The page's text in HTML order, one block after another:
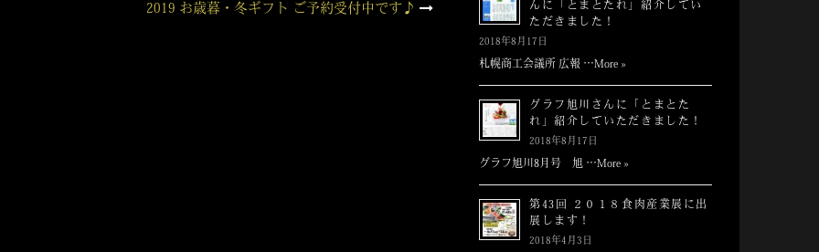
2019 お歳暮・冬ギフト ご予約受付中です♪
んに「とまとたれ」紹介してい
ただきました！
2018年8月17日
札幌商工会議所 広報 …More »
グラフ旭川さんに「とまとた
れ」紹介していただきました！
2018年8月17日
グラフ旭川8月号 旭 …More »
第43回 ２０１８食肉産業展に出
展します！
2018年4月3日